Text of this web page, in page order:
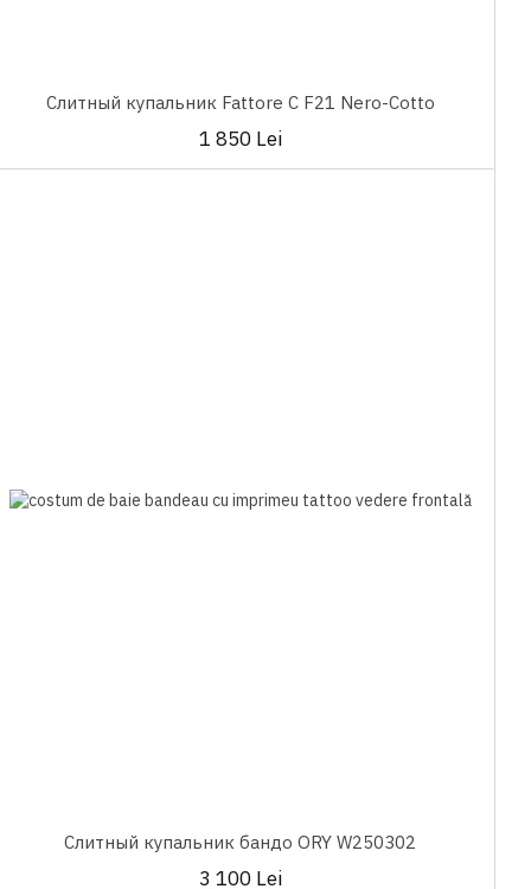
Слитный купальник Fattore C F21 Nero-Cotto
1 850 Lei
Слитный купальник бандо ORY W250302
3 100 Lei